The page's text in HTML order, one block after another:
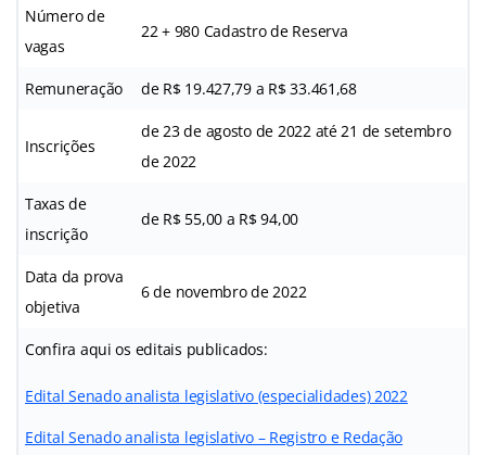
Número de
vagas
22 + 980 Cadastro de Reserva
Remuneração de R$ 19.427,79 a R$ 33.461,68
Inscrições
de 23 de agosto de 2022 até 21 de setembro
de 2022
Taxas de
inscrição
de R$ 55,00 a R$ 94,00
Data da prova
objetiva
6 de novembro de 2022
Confira aqui os editais publicados:
Edital Senado analista legislativo (especialidades) 2022
Edital Senado analista legislativo – Registro e Redação